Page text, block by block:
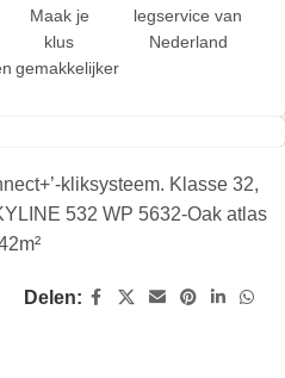
Maak je
klus
gemakkelijker
legservice van
Nederland
kliksysteem. Klasse 32,
532 WP 5632-Oak atlas
Delen: